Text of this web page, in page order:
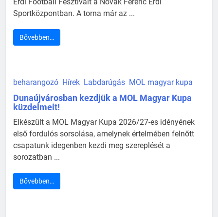
Érdi Football Fesztivált a Novák Ferenc Érdi
Sportközpontban. A torna már az ...
Bővebben…
beharangozó Hírek Labdarúgás MOL magyar kupa
Dunaújvárosban kezdjük a MOL Magyar Kupa
küzdelmeit!
Elkészült a MOL Magyar Kupa 2026/27-es idényének
első fordulós sorsolása, amelynek értelmében felnőtt
csapatunk idegenben kezdi meg szereplését a
sorozatban ...
Bővebben…